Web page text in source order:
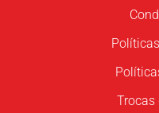
Trocas